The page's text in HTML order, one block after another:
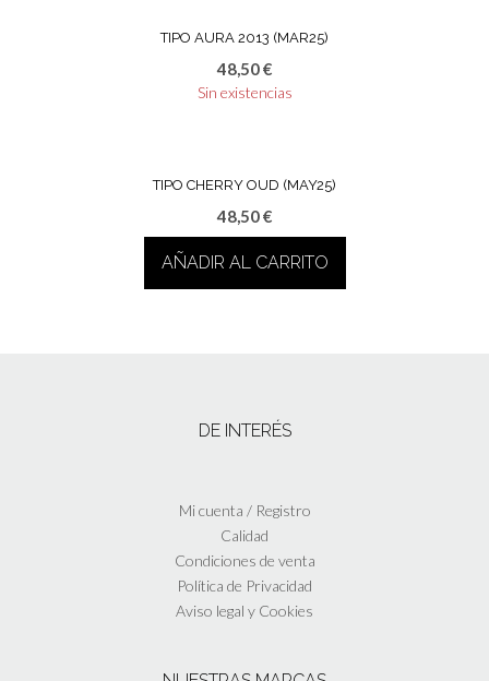
TIPO AURA 2013 (MAR25)
48,50€
Sin existencias
TIPO CHERRY OUD (MAY25)
48,50€
AÑADIR AL CARRITO
DE INTERÉS
Mi cuenta / Registro
Calidad
Condiciones de venta
Política de Privacidad
Aviso legal y Cookies